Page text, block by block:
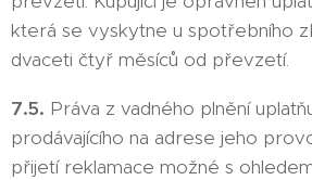
která se vyskytne u spotřebního
dvaceti čtyř měsíců od převzetí.
7.5. Práva z vadného plnění
prodávajícího na adrese jeho
přijetí reklamace možné s